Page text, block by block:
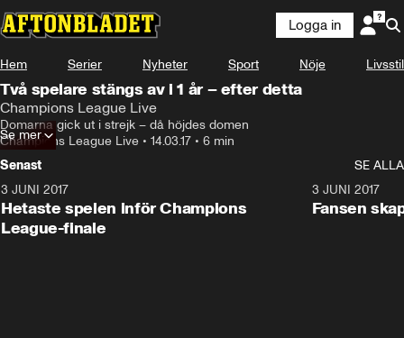
Logga in
Hem Serier Nyheter Sport Nöje Livsstil
Två spelare stängs av i 1 år – efter detta
Champions League Live
Domarna gick ut i strejk – då höjdes domen
Champions League Live • 14.03.17 • 6 min
Se mer
Senast
SE ALLA
3 JUNI 2017
Hetaste spelen inför Champions
League-finale
3 JUNI 2017
Fansen